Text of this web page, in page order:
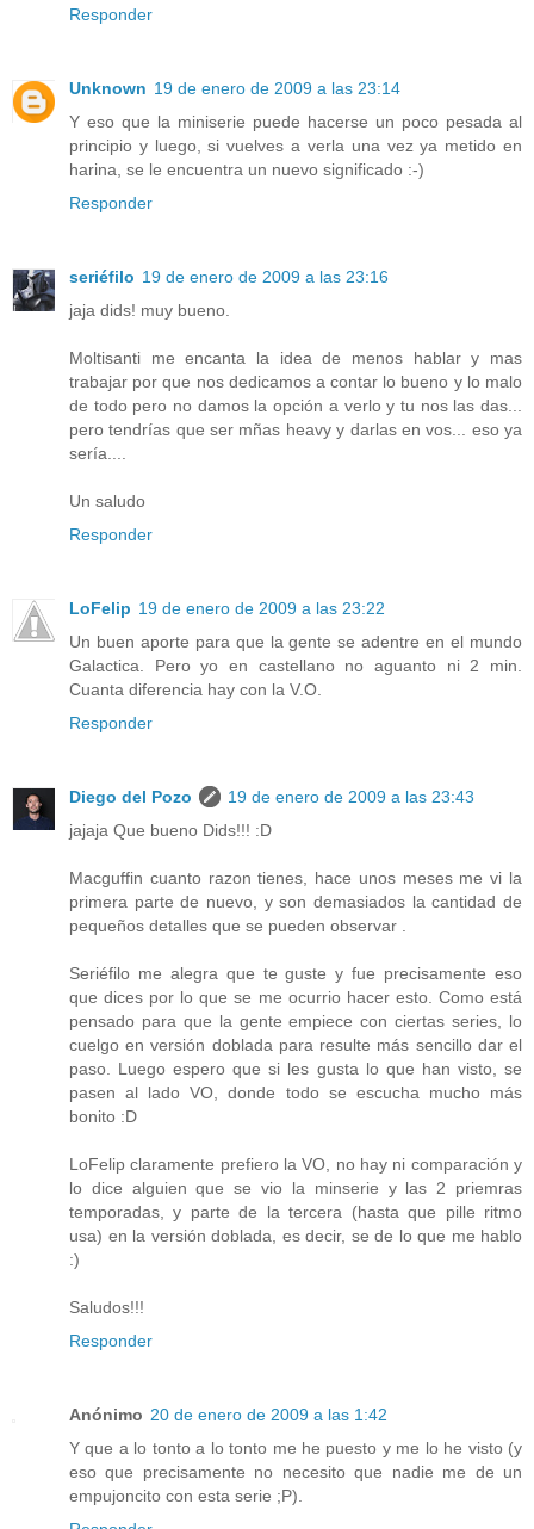
Responder
Unknown 19 de enero de 2009 a las 23:14
Y eso que la miniserie puede hacerse un poco pesada al
principio y luego, si vuelves a verla una vez ya metido en
harina, se le encuentra un nuevo significado :-)
Responder
seriéfilo 19 de enero de 2009 a las 23:16
jaja dids! muy bueno.
Moltisanti me encanta la idea de menos hablar y mas
trabajar por que nos dedicamos a contar lo bueno y lo malo
de todo pero no damos la opción a verlo y tu nos las das...
pero tendrías que ser mñas heavy y darlas en vos... eso ya
sería....
Un saludo
Responder
LoFelip 19 de enero de 2009 a las 23:22
Un buen aporte para que la gente se adentre en el mundo
Galactica. Pero yo en castellano no aguanto ni 2 min.
Cuanta diferencia hay con la V.O.
Responder
Diego del Pozo
19 de enero de 2009 a las 23:43
jajaja Que bueno Dids!!! :D
Macguffin cuanto razon tienes, hace unos meses me vi la
primera parte de nuevo, y son demasiados la cantidad de
pequeños detalles que se pueden observar .
Seriéfilo me alegra que te guste y fue precisamente eso
que dices por lo que se me ocurrio hacer esto. Como está
pensado para que la gente empiece con ciertas series, lo
cuelgo en versión doblada para resulte más sencillo dar el
paso. Luego espero que si les gusta lo que han visto, se
pasen al lado VO, donde todo se escucha mucho más
bonito :D
LoFelip claramente prefiero la VO, no hay ni comparación y
lo dice alguien que se vio la minserie y las 2 priemras
temporadas, y parte de la tercera (hasta que pille ritmo
usa) en la versión doblada, es decir, se de lo que me hablo
:)
Saludos!!!
Responder
Anónimo 20 de enero de 2009 a las 1:42
Y que a lo tonto a lo tonto me he puesto y me lo he visto (y
eso que precisamente no necesito que nadie me de un
empujoncito con esta serie ;P).